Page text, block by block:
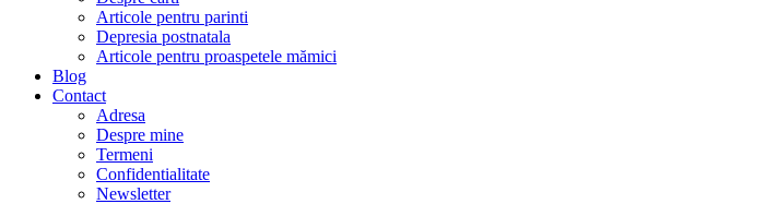
Articole pentru parinti
Depresia postnatala
Articole pentru proaspetele mămici
Blog
Contact
Adresa
Despre mine
Termeni
Confidentialitate
Newsletter